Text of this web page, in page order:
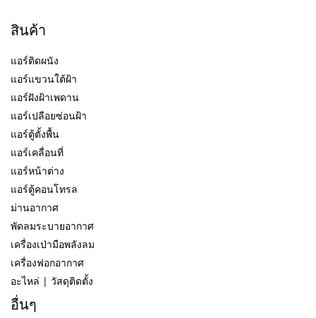
สินค้า
แอร์ติดผนัง
แอร์แขวนใต้ฝ้า
แอร์ฝังฝ้าเพดาน
แอร์เปลือยซ่อนฝ้า
แอร์ตู้ตั้งพื้น
แอร์เคลื่อนที่
แอร์หน้าต่าง
แอร์ตู้คอนโทรล
ม่านอากาศ
พัดลมระบายอากาศ
เครื่องเป่ามือพลังลม
เครื่องฟอกอากาศ
อะไหล่ | วัสดุติดตั้ง
อื่นๆ